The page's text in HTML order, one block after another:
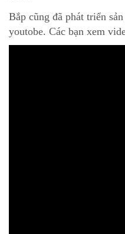
Bắp cũng đã phát triển
youtobe. Các bạn xem